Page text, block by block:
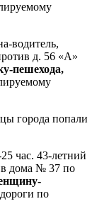
водитель,
д. 56 «А»
пешехода,
города попали
час. 43-летний
дома № 37 по
по